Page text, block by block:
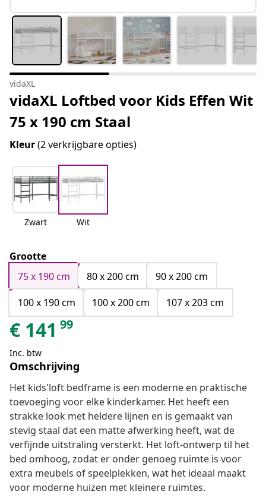
vidaXL
vidaXL Loftbed voor Kids Effen Wit
75 x 190 cm Staal
Kleur(2 verkrijgbare opties)
Zwart Wit
Grootte
75 x 190 cm
80 x 200 cm
90 x 200 cm
100 x 190 cm
100 x 200 cm 107 x 203 cm
€ 141 99
Inc. btw
Omschrijving
Het kids'loft bedframe is een moderne en praktische
toevoeging voor elke kinderkamer. Het heeft een
strakke look met heldere lijnen en is gemaakt van
stevig staal dat een matte afwerking heeft, wat de
verfijnde uitstraling versterkt. Het loft-ontwerp til het
bed omhoog, zodat er onder genoeg ruimte is voor
extra meubels of speelplekken, wat het ideaal maakt
voor moderne huizen met kleinere ruimtes.